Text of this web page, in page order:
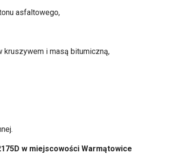
asfaltowego,
kruszywem i masą bitumiczną,
w miejscowości Warmątowice